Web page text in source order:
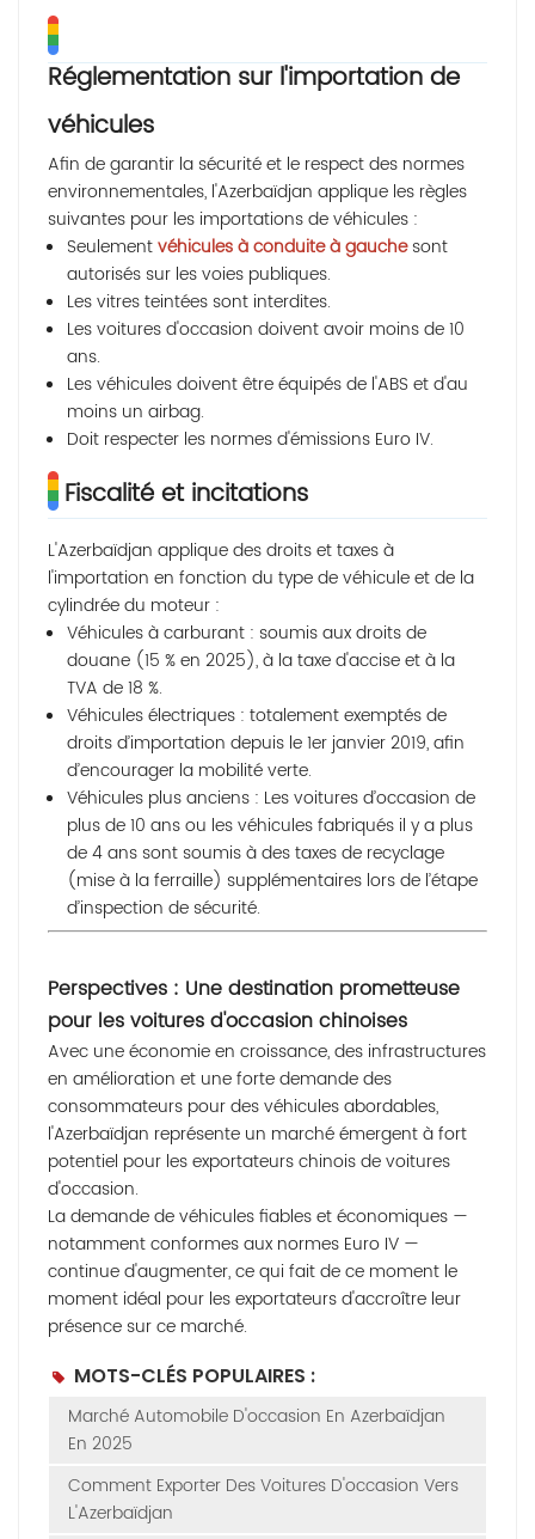
Réglementation sur l'importation de
véhicules
Afin de garantir la sécurité et le respect des normes
environnementales, l'Azerbaïdjan applique les règles
suivantes pour les importations de véhicules :
Seulementvéhicules à conduite à gauchesont
autorisés sur les voies publiques.
Les vitres teintées sont interdites.
Les voitures d'occasion doivent avoir moins de 10
ans.
Les véhicules doivent être équipés de l'ABS et d'au
moins un airbag.
Doit respecter les normes d'émissions Euro IV.
Fiscalité et incitations
L'Azerbaïdjan applique des droits et taxes à
l'importation en fonction du type de véhicule et de la
cylindrée du moteur :
Véhicules à carburant : soumis aux droits de
douane (15 % en 2025), à la taxe d'accise et à la
TVA de 18 %.
Véhicules électriques : totalement exemptés de
droits d’importation depuis le 1er janvier 2019, afin
d’encourager la mobilité verte.
Véhicules plus anciens : Les voitures d’occasion de
plus de 10 ans ou les véhicules fabriqués il y a plus
de 4 ans sont soumis à des taxes de recyclage
(mise à la ferraille) supplémentaires lors de l’étape
d’inspection de sécurité.
Perspectives : Une destination prometteuse
pour les voitures d'occasion chinoises
Avec une économie en croissance, des infrastructures
en amélioration et une forte demande des
consommateurs pour des véhicules abordables,
l'Azerbaïdjan représente un marché émergent à fort
potentiel pour les exportateurs chinois de voitures
d'occasion.
La demande de véhicules fiables et économiques —
notamment conformes aux normes Euro IV —
continue d'augmenter, ce qui fait de ce moment le
moment idéal pour les exportateurs d'accroître leur
présence sur ce marché.
MOTS-CLÉS POPULAIRES :
Marché Automobile D'occasion En Azerbaïdjan
En 2025
Comment Exporter Des Voitures D'occasion Vers
L'Azerbaïdjan